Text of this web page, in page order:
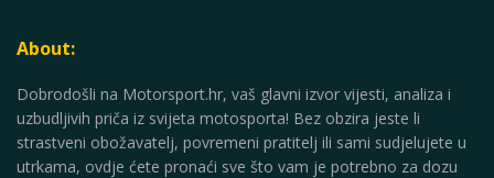
About:
Dobrodošli na Motorsport.hr, vaš glavni izvor vijesti, analiza i
uzbudljivih priča iz svijeta motosporta! Bez obzira jeste li
strastveni obožavatelj, povremeni pratitelj ili sami sudjelujete u
utrkama, ovdje ćete pronaći sve što vam je potrebno za dozu